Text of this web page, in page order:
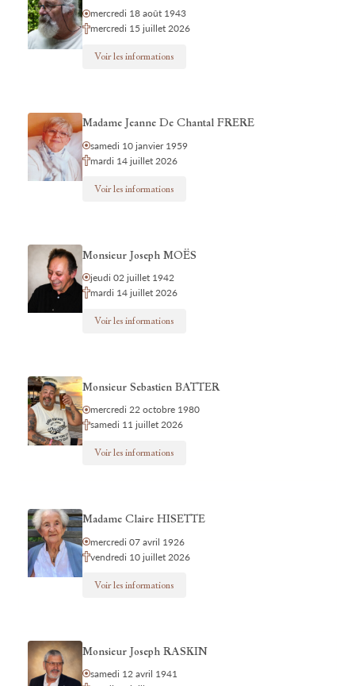
mercredi 18 août 1943
mercredi 15 juillet 2026
Voir les informations
Madame Jeanne De Chantal FRERE
samedi 10 janvier 1959
mardi 14 juillet 2026
Voir les informations
Monsieur Joseph MOËS
jeudi 02 juillet 1942
mardi 14 juillet 2026
Voir les informations
Monsieur Sebastien BATTER
mercredi 22 octobre 1980
samedi 11 juillet 2026
Voir les informations
Madame Claire HISETTE
mercredi 07 avril 1926
vendredi 10 juillet 2026
Voir les informations
Monsieur Joseph RASKIN
samedi 12 avril 1941